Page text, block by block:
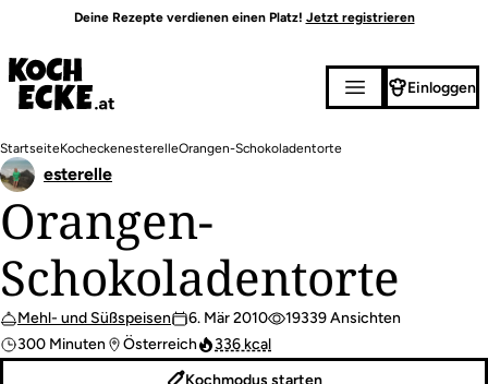
Inhalt
Deine Rezepte verdienen einen Platz! Jetzt registrieren
Einloggen
Pfadnavigation
StartseiteKocheckenesterelleOrangen-Schokoladentorte
Orangen-
Schokoladentorte
Mehl- und Süßspeisen 6. Mär 2010
19339 Ansichten
300 Minuten
Österreich 336 kcal
esterelle
Kochmodus starten